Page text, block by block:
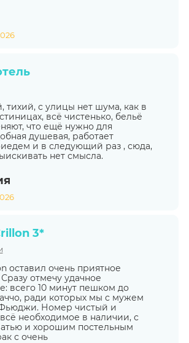
тихий, с улицы нет шума, как в
всё чистенько, бельё
что ещё нужно для
душевая, работает
и в следующий раз , сюда,
нет смысла.
3*
оставил очень приятное
отмечу удачное
всего 10 минут пешком до
ради которых мы с мужем
Номер чистый и
необходимое в наличии, с
и хорошим постельным
с очень